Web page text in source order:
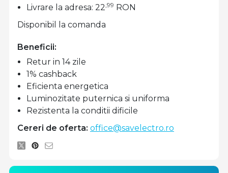
Livrare la adresa: 22,99 RON
Disponibil la comanda
Beneficii:
Retur in 14 zile
1% cashback
Eficienta energetica
Luminozitate puternica si uniforma
Rezistenta la conditii dificile
Cereri de oferta: office@savelectro.ro